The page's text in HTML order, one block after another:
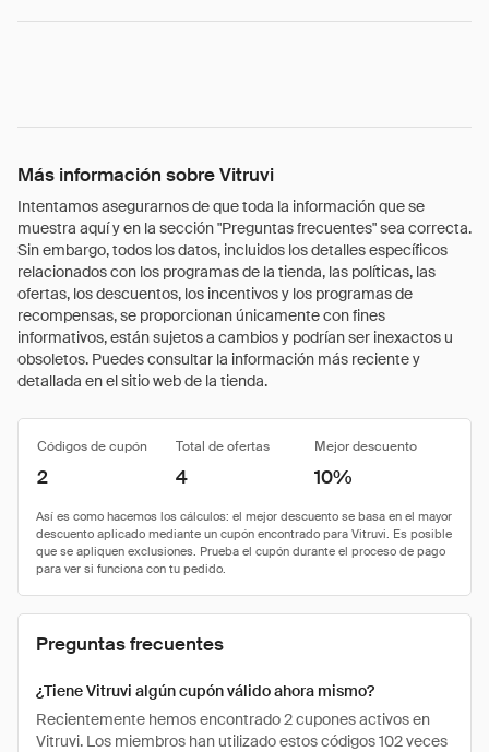
Más información sobre Vitruvi
Intentamos asegurarnos de que toda la información que se
muestra aquí y en la sección "Preguntas frecuentes" sea correcta.
Sin embargo, todos los datos, incluidos los detalles específicos
relacionados con los programas de la tienda, las políticas, las
ofertas, los descuentos, los incentivos y los programas de
recompensas, se proporcionan únicamente con fines
informativos, están sujetos a cambios y podrían ser inexactos u
obsoletos. Puedes consultar la información más reciente y
detallada en el sitio web de la tienda.
Códigos de cupón Total de ofertas Mejor descuento
2 4 10%
Preguntas frecuentes
¿Tiene Vitruvi algún cupón válido ahora mismo?
Recientemente hemos encontrado 2 cupones activos en
Vitruvi. Los miembros han utilizado estos códigos 102 veces